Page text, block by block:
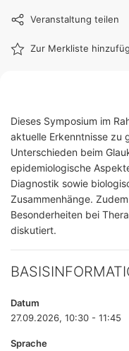
Veranstaltung teilen
Zur Merkliste
Dieses Symposium im
aktuelle Erkenntnisse zu
Unterschieden beim
epidemiologische
Diagnostik sowie
Zusammenhänge.
Besonderheiten bei
diskutiert.
Datum
27.09.2026, 10:30 - 11:45
Sprache